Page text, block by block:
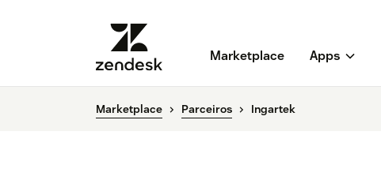
Marketplace Apps
Marketplace Parceiros Ingartek